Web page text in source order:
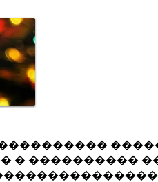
� ����������